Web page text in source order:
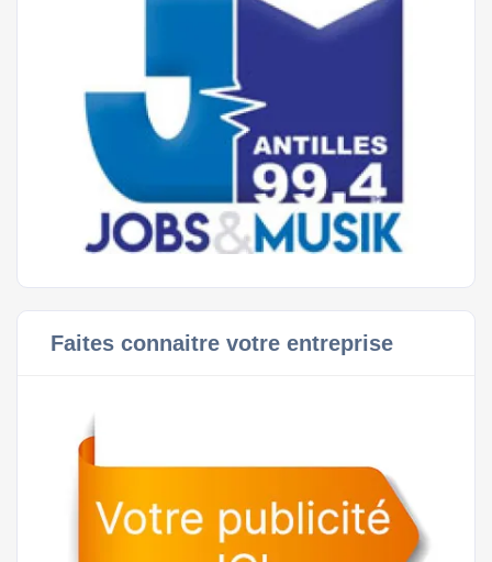
Faites connaitre votre entreprise